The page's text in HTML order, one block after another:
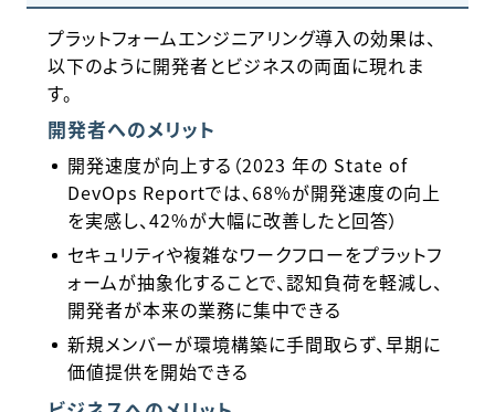
プラットフォームエンジニアリング導入の効果は、
以下のように開発者とビジネスの両面に現れま
す。
開発者へのメリット
開発速度が向上する（2023 年の State of
DevOps Reportでは、68%が開発速度の向上
を実感し、42%が大幅に改善したと回答）
セキュリティや複雑なワークフローをプラットフ
ォームが抽象化することで、認知負荷を軽減し、
開発者が本来の業務に集中できる
新規メンバーが環境構築に手間取らず、早期に
価値提供を開始できる